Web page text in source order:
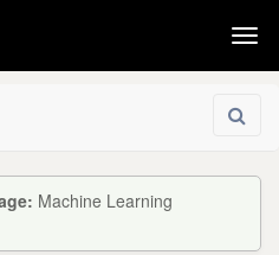
Machine Learning